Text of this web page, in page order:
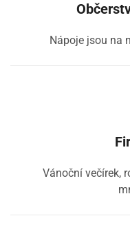
Nápoje jsou na
Vánoční večírek,